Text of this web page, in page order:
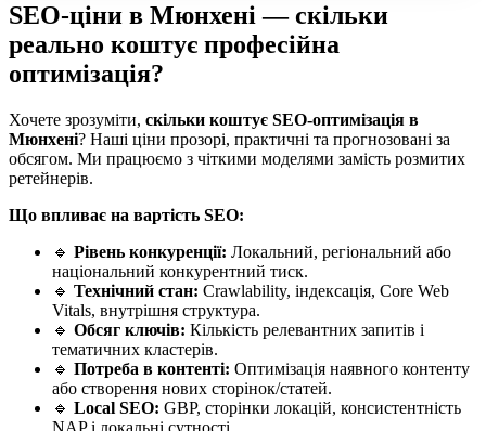
SEO-ціни в Мюнхені — скільки
реально коштує професійна
оптимізація?
Хочете зрозуміти, скільки коштує SEO-оптимізація в
Мюнхені? Наші ціни прозорі, практичні та прогнозовані за
обсягом. Ми працюємо з чіткими моделями замість розмитих
ретейнерів.
Що впливає на вартість SEO:
🔹 Рівень конкуренції: Локальний, регіональний або
національний конкурентний тиск.
🔹 Технічний стан: Crawlability, індексація, Core Web
Vitals, внутрішня структура.
🔹 Обсяг ключів: Кількість релевантних запитів і
тематичних кластерів.
🔹 Потреба в контенті: Оптимізація наявного контенту
або створення нових сторінок/статей.
🔹 Local SEO: GBP, сторінки локацій, консистентність
NAP і локальні сутності.